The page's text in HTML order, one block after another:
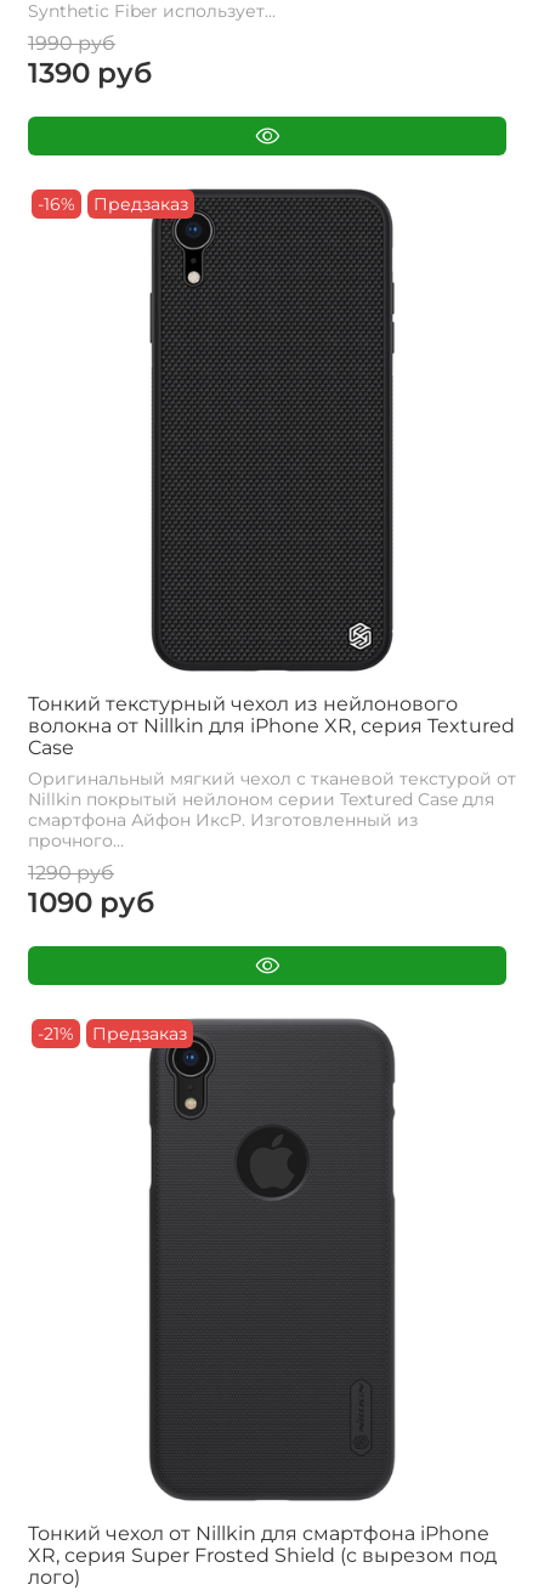
Synthetic Fiber использует...
1990 руб
1390 руб
-16% Предзаказ
Тонкий текстурный чехол из нейлонового
волокна от Nillkin для iPhone XR, серия Textured
Case
Оригинальный мягкий чехол с тканевой текстурой от
Nillkin покрытый нейлоном серии Textured Case для
смартфона Айфон ИксР. Изготовленный из
прочного...
1290 руб
1090 руб
-21% Предзаказ
Тонкий чехол от Nillkin для смартфона iPhone
XR, серия Super Frosted Shield (с вырезом под
лого)